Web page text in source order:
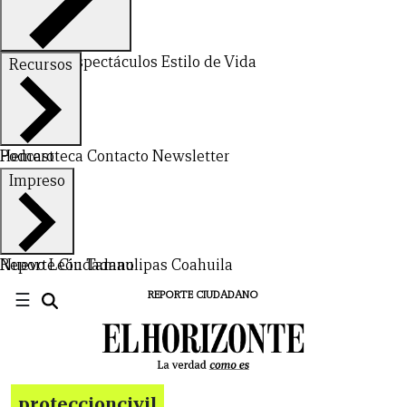
DeportesEspectáculos Estilo de Vida
Recursos
Hemeroteca Contacto Newsletter
Podcast
Impreso
Nuevo LeónTamaulipas Coahuila
Reporte Ciudadano
☰ REPORTE CIUDADANO